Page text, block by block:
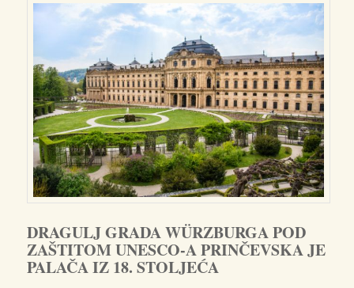
DRAGULJ GRADA WÜRZBURGA POD
ZAŠTITOM UNESCO-A PRINČEVSKA JE
PALAČA IZ 18. STOLJEĆA